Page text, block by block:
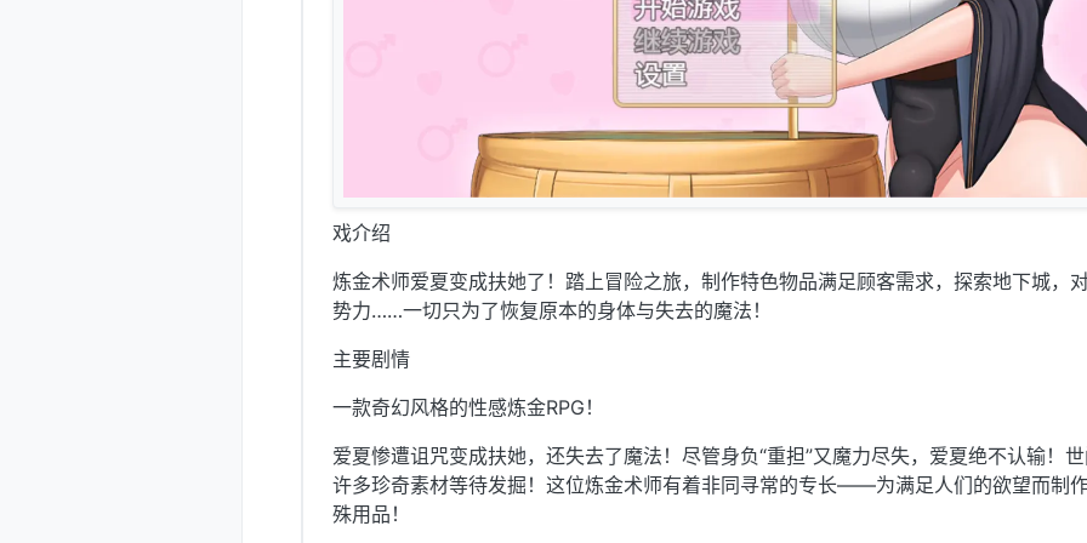
戏介绍
炼金术师爱夏变成扶她了！踏上冒险之旅，制作特色物品满足顾客需求，探索地下城，
势力……一切只为了恢复原本的身体与失去的魔法！
主要剧情
一款奇幻风格的性感炼金RPG！
爱夏惨遭诅咒变成扶她，还失去了魔法！尽管身负“重担”又魔力尽失，爱夏绝不认输！
许多珍奇素材等待发掘！这位炼金术师有着非同寻常的专长——为满足人们的欲望而制
殊用品！